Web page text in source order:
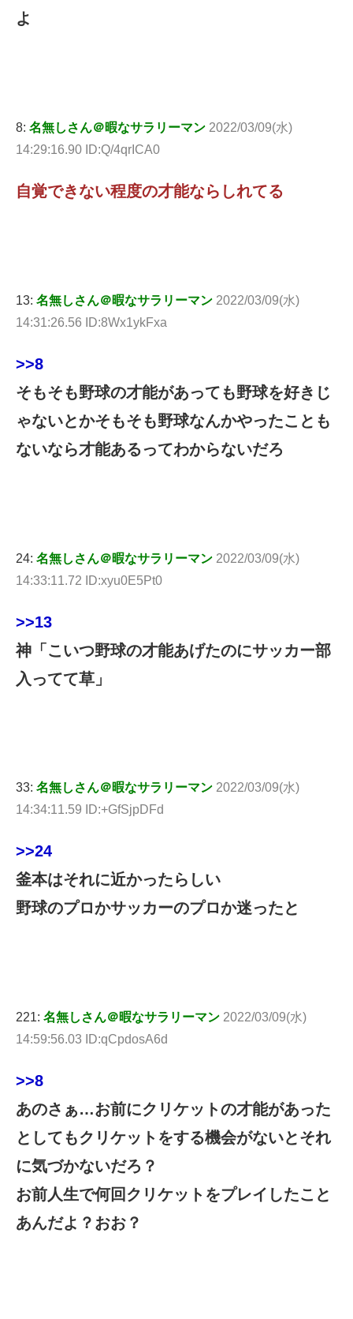
よ
8: 名無しさん＠暇なサラリーマン 2022/03/09(水)
14:29:16.90 ID:Q/4qrICA0
自覚できない程度の才能ならしれてる
13: 名無しさん＠暇なサラリーマン 2022/03/09(水)
14:31:26.56 ID:8Wx1ykFxa
>>8
そもそも野球の才能があっても野球を好きじ
ゃないとかそもそも野球なんかやったことも
ないなら才能あるってわからないだろ
24: 名無しさん＠暇なサラリーマン 2022/03/09(水)
14:33:11.72 ID:xyu0E5Pt0
>>13
神「こいつ野球の才能あげたのにサッカー部
入ってて草」
33: 名無しさん＠暇なサラリーマン 2022/03/09(水)
14:34:11.59 ID:+GfSjpDFd
>>24
釜本はそれに近かったらしい
野球のプロかサッカーのプロか迷ったと
221: 名無しさん＠暇なサラリーマン 2022/03/09(水)
14:59:56.03 ID:qCpdosA6d
>>8
あのさぁ…お前にクリケットの才能があった
としてもクリケットをする機会がないとそれ
に気づかないだろ？
お前人生で何回クリケットをプレイしたこと
あんだよ？おお？